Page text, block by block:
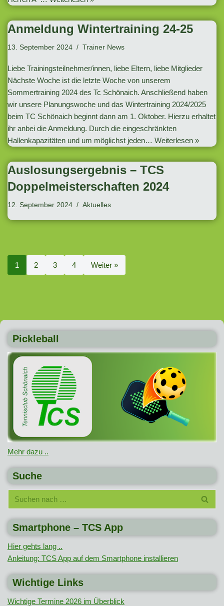
Anmeldung Wintertraining 24-25
13. September 2024 Trainer News
Liebe Trainingsteilnehmer/innen, liebe Eltern, liebe Mitglieder
Nächste Woche ist die letzte Woche von unserem
Sommertraining 2024 des Tc Schönaich. Anschließend haben
wir unsere Planungswoche und das Wintertraining 2024/2025
beim TC Schönaich beginnt dann am 1. Oktober. Hierzu erhaltet
ihr anbei die Anmeldung. Durch die eingeschränkten
Hallenkapazitäten und um möglichst jeden… Weiterlesen »
Auslosungsergebnis – TCS
Doppelmeisterschaften 2024
12. September 2024 Aktuelles
1 2 3 4 Weiter »
Pickleball
Mehr dazu ..
Suche
Smartphone – TCS App
Hier gehts lang ..
Anleitung: TCS App auf dem Smartphone installieren
Wichtige Links
Wichtige Termine 2026 im Überblick